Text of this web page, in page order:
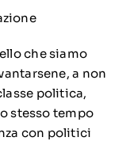
che siamo
a non
politica,
stesso tempo
con politici